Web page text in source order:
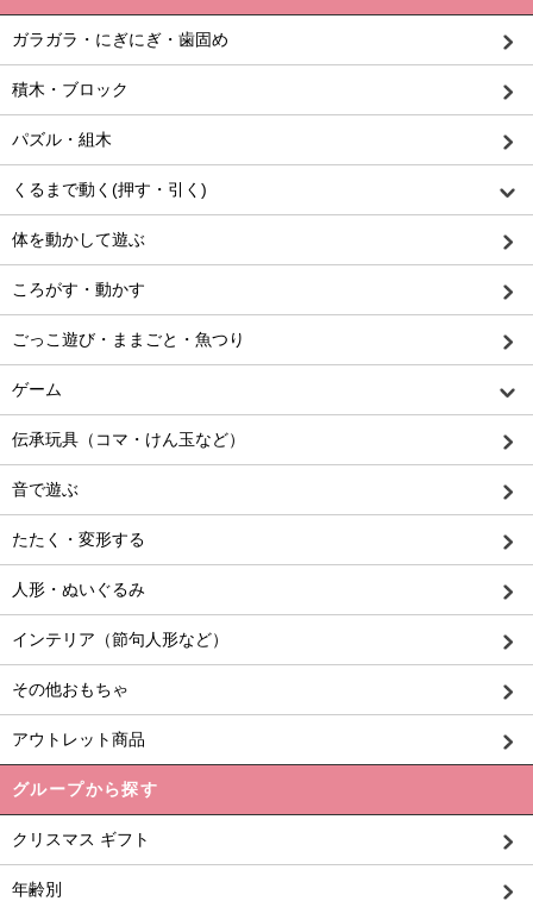
ガラガラ・にぎにぎ・歯固め
積木・ブロック
パズル・組木
くるまで動く(押す・引く)
体を動かして遊ぶ
ころがす・動かす
ごっこ遊び・ままごと・魚つり
ゲーム
伝承玩具（コマ・けん玉など）
音で遊ぶ
たたく・変形する
人形・ぬいぐるみ
インテリア（節句人形など）
その他おもちゃ
アウトレット商品
グループから探す
クリスマス ギフト
年齢別